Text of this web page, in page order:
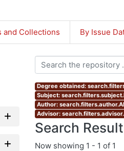
and Collections By Issue
Degree obtained:
Subject:
Author:
Advisor:
Search
Now showing 1 - 1 of 1